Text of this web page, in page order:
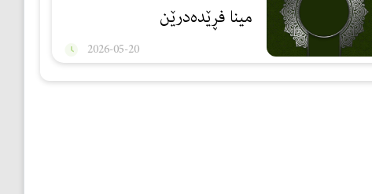
مینا فڕێدەدرێن
2026-05-20